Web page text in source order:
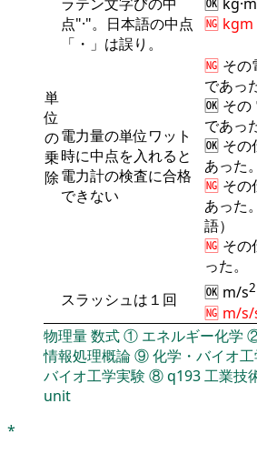
単
位
の
乗
除
点"·"。日本語の中点
「・」は誤り。
🆖 kgm
電力量の単位ワット
時に中点を入れると
電力計の検査に合格
できない
🆖 その
であっ
🆗 その
であっ
🆗 その
あった。
🆖 その
あった
語）
🆖 その
った。
スラッシュは１回
🆗 m/s2
🆖 m/s/
物理量数式① エネルギー化学
情報処理概論⑨化学・バイオ
バイオ工学実験 ⑧q193工業技
unit
*